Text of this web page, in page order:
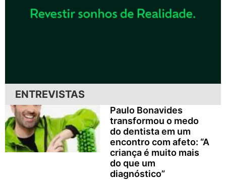
ENTREVISTAS
Paulo Bonavides
transformou o medo
do dentista em um
encontro com afeto: “A
criança é muito mais
do que um
diagnóstico”